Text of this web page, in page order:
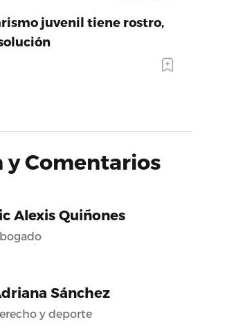
juvenil tiene rostro,
y Comentarios
Alexis Quiñones
Sánchez
y deporte